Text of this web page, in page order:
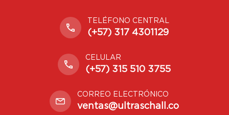
TELÉFONO CENTRAL
(+57) 317 4301129
CELULAR
(+57) 315 510 3755
CORREO ELECTRÓNICO
ventas@ultraschall.co